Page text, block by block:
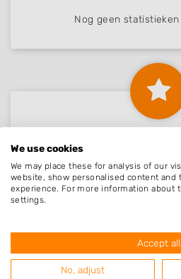
Nog geen
Beoordelingen
Nog geen
We use cookies
We may place these for analysis of our
website, show personalised content and
experience. For more information about
settings.
Accept all
No, adjust